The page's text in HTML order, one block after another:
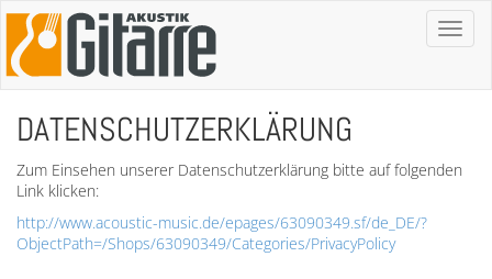
Toggle
DATENSCHUTZERKLÄRUNG
Zum Einsehen unserer Datenschutzerklärung bitte auf folgenden
Link klicken:
http://www.acoustic-music.de/epages/63090349.sf/de_DE/?
ObjectPath=/Shops/63090349/Categories/PrivacyPolicy